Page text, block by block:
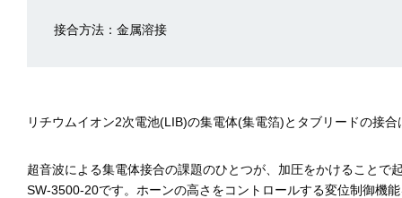
接合方法：金属溶接
リチウムイオン2次電池(LIB)の集電体(集電箔)とタブリードの接
超音波による集電体接合の課題のひとつが、加圧をかけること
SW-3500-20です。ホーンの高さをコントロールする変位制御機